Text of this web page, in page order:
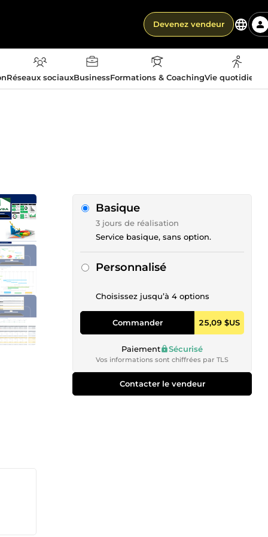
Devenez vendeur
Réseaux sociauxBusinessFormations & CoachingVie
Basique
3 jours de réalisation
Service basique, sans option.
Personnalisé
Choisissez jusqu’à 4 options
Commander 25,09 $US
Paiement Sécurisé
Vos informations sont chiffrées par TLS
Contacter le vendeur